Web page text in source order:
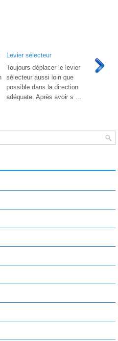
Levier sélecteur
Toujours déplacer le levier
sélecteur aussi loin que
possible dans la direction
adéquate. Après avoir s ...